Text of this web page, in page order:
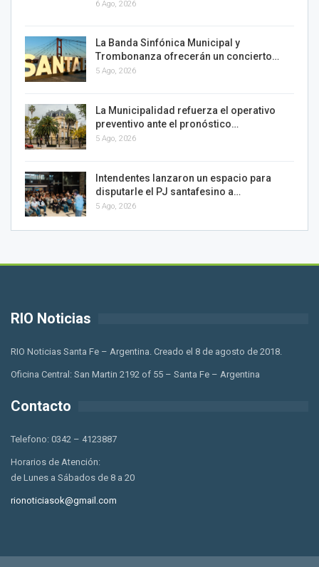
6 Ago, 2026
La Banda Sinfónica Municipal y
Trombonanza ofrecerán un concierto…
5 Ago, 2026
La Municipalidad refuerza el operativo
preventivo ante el pronóstico…
5 Ago, 2026
Intendentes lanzaron un espacio para
disputarle el PJ santafesino a…
5 Ago, 2026
RIO Noticias
RIO Noticias Santa Fe – Argentina. Creado el 8 de agosto de 2018.
Oficina Central: San Martin 2192 of 55 – Santa Fe – Argentina
Contacto
Telefono: 0342 – 4123887
Horarios de Atención:
de Lunes a Sábados de 8 a 20
rionoticiasok@gmail.com